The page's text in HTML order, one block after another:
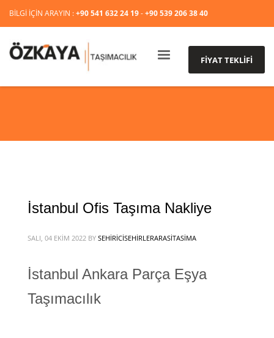
BİLGİ İÇİN ARAYIN :+90 541 632 24 19-+90 539 206 38 40
FİYAT TEKLİFİ
İstanbul Ofis Taşıma Nakliye
SALI, 04 EKIM 2022 BY SEHIRICISEHIRLERARASITASIMA
İstanbul Ankara Parça Eşya
Taşımacılık